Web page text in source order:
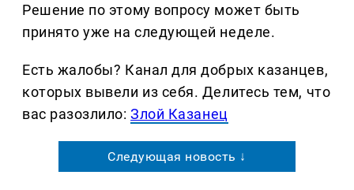
Решение по этому вопросу может быть
принято уже на следующей неделе.
Есть жалобы? Канал для добрых казанцев,
которых вывели из себя. Делитеcь тем, что
вас разозлило:Злой Казанец
Следующая новость ↓